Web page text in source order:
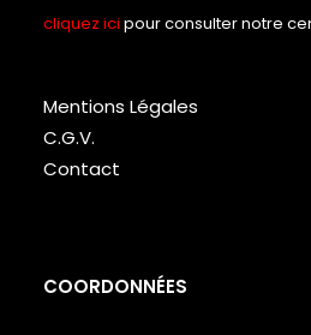
cliquez ici pour consulter notre
Mentions Légales
C.G.V.
Contact
COORDONNÉES